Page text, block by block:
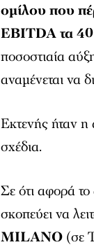
ομίλου που
EBITDA τα
ποσοστιαία
αναμένεται να
Εκτενής ήταν η
σχέδια.
Σε ότι αφορά
σκοπεύει να
MILANO (σε